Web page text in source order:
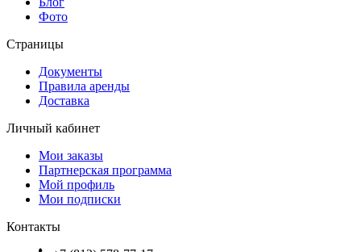
Фото
Страницы
Документы
Правила аренды
Доставка
Личный кабинет
Мои заказы
Партнерская программа
Мой профиль
Мои подписки
Контакты